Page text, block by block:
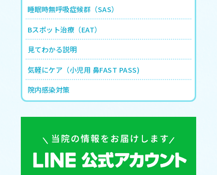
睡眠時無呼吸症候群（SAS）
Bスポット治療（EAT）
見てわかる説明
気軽にケア（小児用 鼻FAST PASS)
院内感染対策